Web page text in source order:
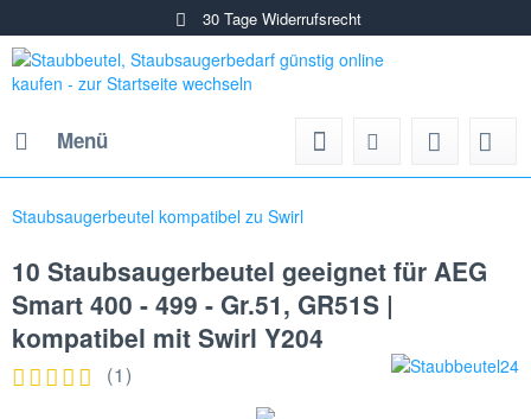
30 Tage Widerrufsrecht
Menü
Staubsaugerbeutel kompatibel zu Swirl
10 Staubsaugerbeutel geeignet für AEG
Smart 400 - 499 - Gr.51, GR51S |
kompatibel mit Swirl Y204
(1)